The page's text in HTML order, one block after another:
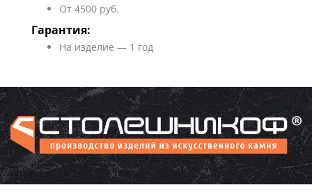
От 4500 руб.
Гарантия:
На изделие — 1 год